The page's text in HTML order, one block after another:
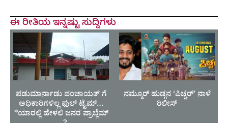
ಈ ರೀತಿಯ ಇನ್ನಷ್ಟು ಸುದ್ದಿಗಳು
ಪಡುಮಾರ್ನಾಡು ಪಂಚಾಯತ್ ಗೆ
ಅಧಿಕಾರಿಗಳಿಲ್ಲ ಫುಲ್ ಟೈಮ್…
*ಯಾರಲ್ಲಿ ಹೇಳಲಿ ಜನರ ಪ್ರಾಬ್ಲೆಮ್
ನಮ್ಮೂರ್ ಹುಡ್ಗನ ‘ಪಿಚ್ಚರ್’ ನಾಳೆ
ರಿಲೀಸ್